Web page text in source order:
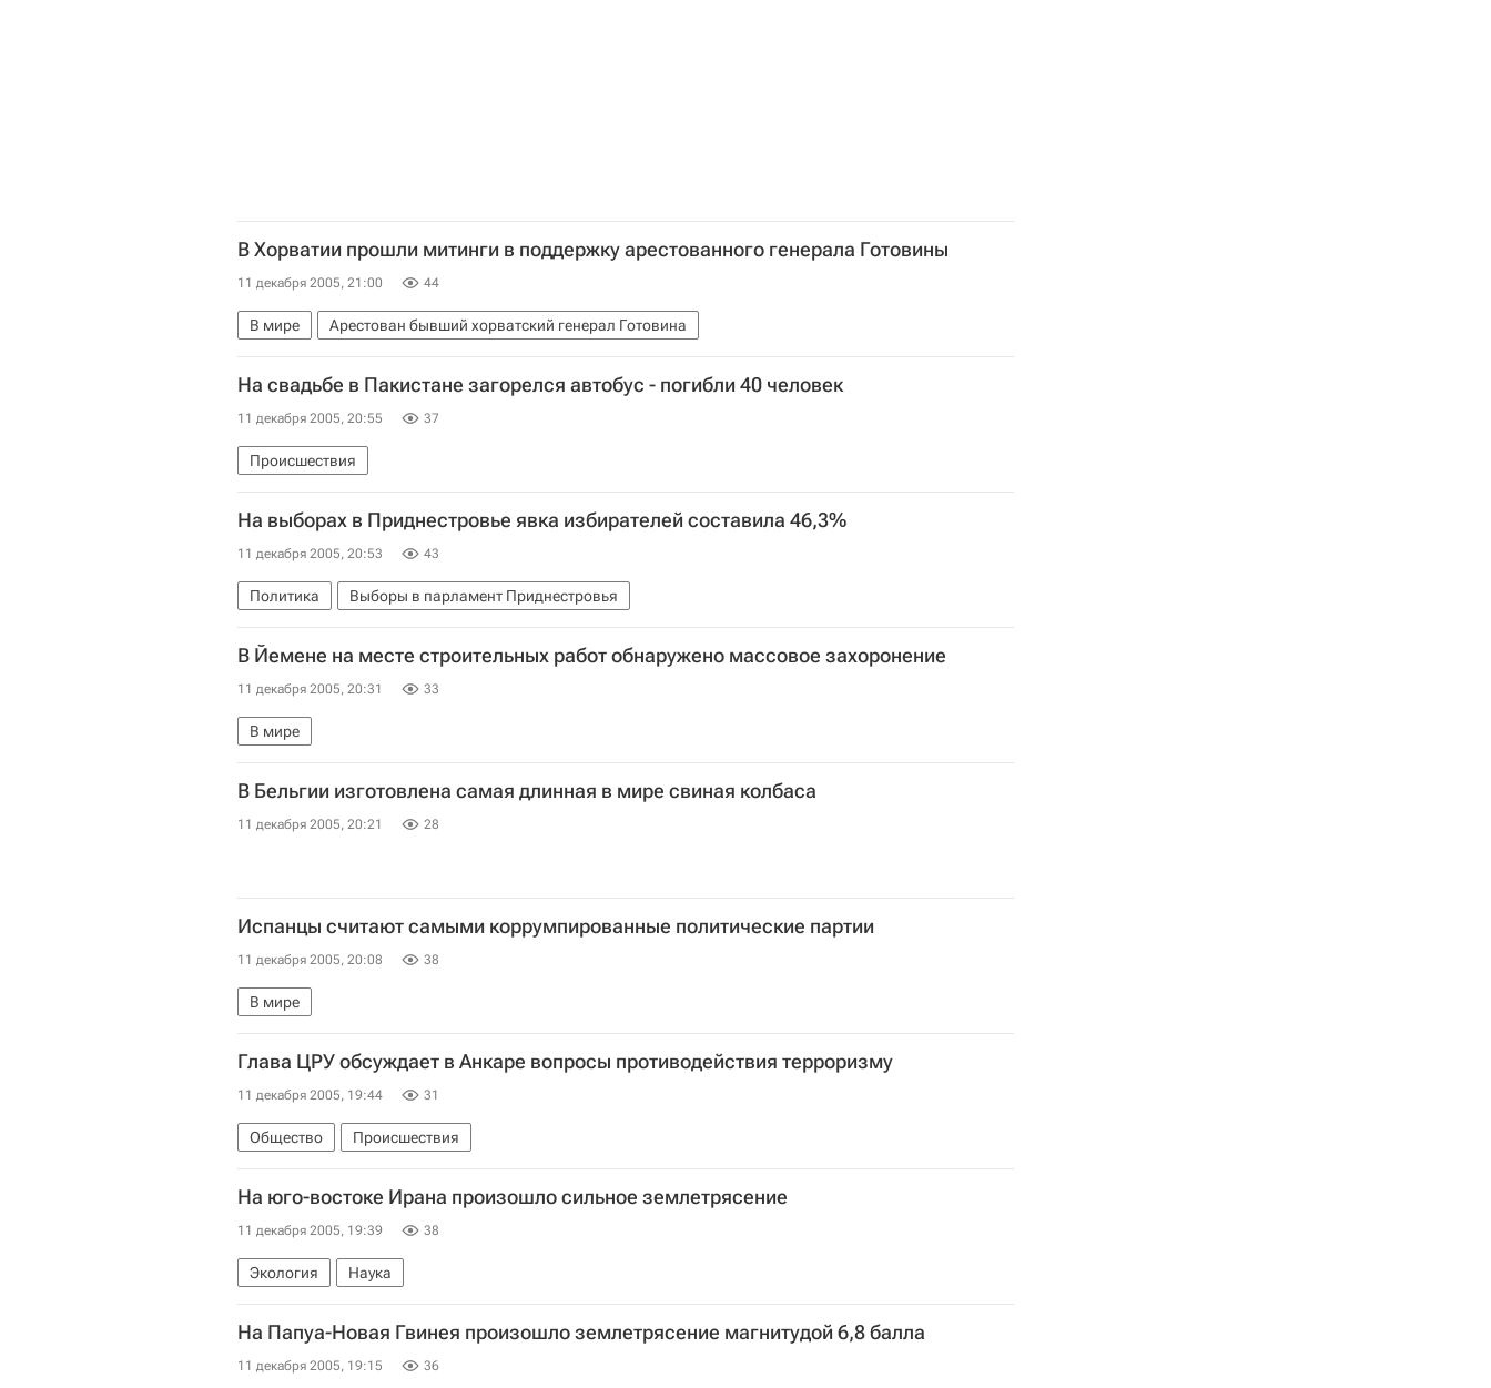
В Хорватии прошли митинги в поддержку арестованного генерала Готовины
11 декабря 2005, 21:00 44
В мире Арестован бывший хорватский генерал Готовина
На свадьбе в Пакистане загорелся автобус - погибли 40 человек
11 декабря 2005, 20:55 37
Происшествия
На выборах в Приднестровье явка избирателей составила 46,3%
11 декабря 2005, 20:53 43
Политика Выборы в парламент Приднестровья
В Йемене на месте строительных работ обнаружено массовое захоронение
11 декабря 2005, 20:31 33
В мире
В Бельгии изготовлена самая длинная в мире свиная колбаса
11 декабря 2005, 20:21 28
Испанцы считают самыми коррумпированные политические партии
11 декабря 2005, 20:08 38
В мире
Глава ЦРУ обсуждает в Анкаре вопросы противодействия терроризму
11 декабря 2005, 19:44 31
Общество Происшествия
На юго-востоке Ирана произошло сильное землетрясение
11 декабря 2005, 19:39 38
Экология Наука
На Папуа-Новая Гвинея произошло землетрясение магнитудой 6,8 балла
11 декабря 2005, 19:15 36